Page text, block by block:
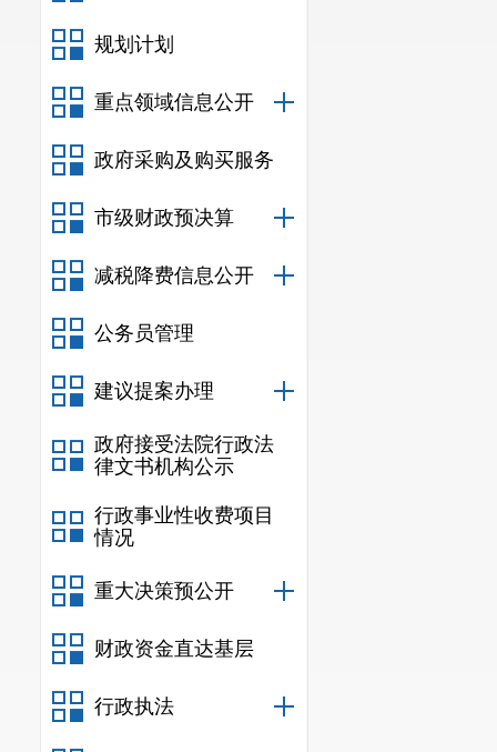
规划计划
重点领域信息公开
政府采购及购买服务
市级财政预决算
减税降费信息公开
公务员管理
建议提案办理
政府接受法院行政法
律文书机构公示
行政事业性收费项目
情况
重大决策预公开
财政资金直达基层
行政执法